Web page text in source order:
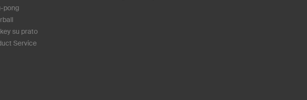
pong
su prato
Service